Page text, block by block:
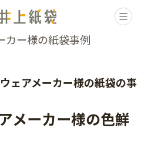
カー様の紙袋事例
ェアメーカー様の紙袋の事
メーカー様の色鮮